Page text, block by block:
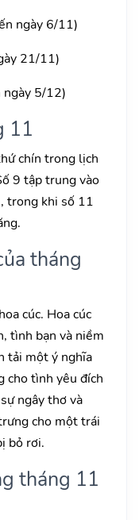
ngày 6/11)
21/11)
5/12)
11
chín trong lịch
9 tập trung vào
trong khi số 11
tháng
cúc. Hoa cúc
tình bạn và niềm
tải một ý nghĩa
cho tình yêu đích
ngây thơ và
cho một trái
bỏ rơi.
tháng 11